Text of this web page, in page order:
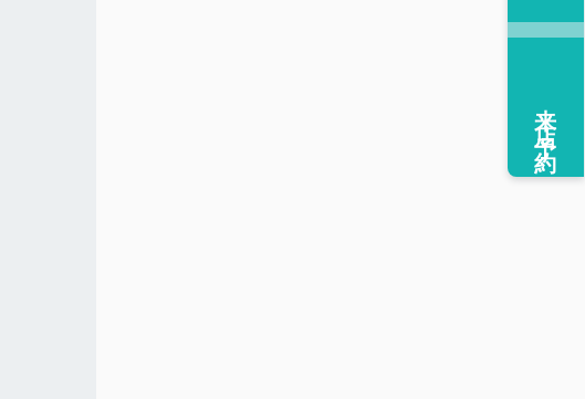
来店予約